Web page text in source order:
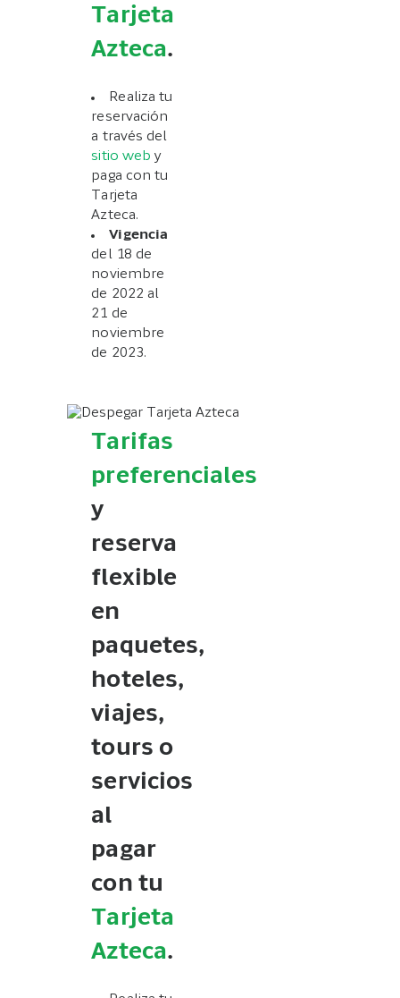
Tarjeta
Azteca.
Realiza tu
reservación
a través del
sitio web y
paga con tu
Tarjeta
Azteca.
Vigencia
del 18 de
noviembre
de 2022 al
21 de
noviembre
de 2023.
Tarifas
preferenciales
y
reserva
flexible
en
paquetes,
hoteles,
viajes,
tours o
servicios
al
pagar
con tu
Tarjeta
Azteca.